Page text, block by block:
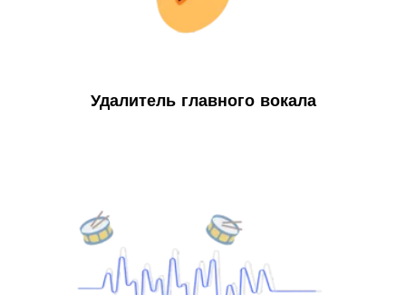
Удалитель главного вокала